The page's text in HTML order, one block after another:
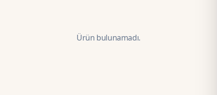
Ürün bulunamadı.